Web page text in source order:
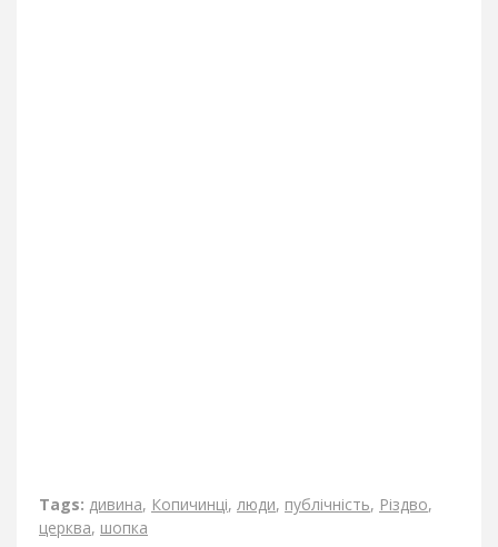
Tags: дивина, Копичинці, люди, публічність, Різдво,
церква, шопка